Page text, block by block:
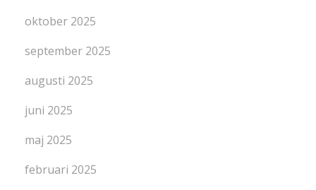
oktober 2025
september 2025
augusti 2025
juni 2025
maj 2025
februari 2025